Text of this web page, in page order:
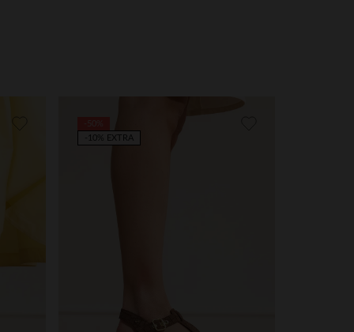
-10% EXTRA